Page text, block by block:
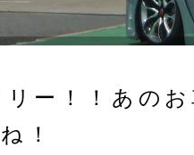
ー！！あの
！